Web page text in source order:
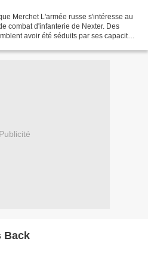
Merchet L'armée russe s'intéresse au
combat d'infanterie de Nexter. Des
avoir été séduits par ses capacités,
Publicité
Back